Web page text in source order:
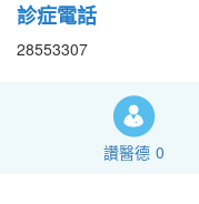
診症電話
28553307
讚醫德 0